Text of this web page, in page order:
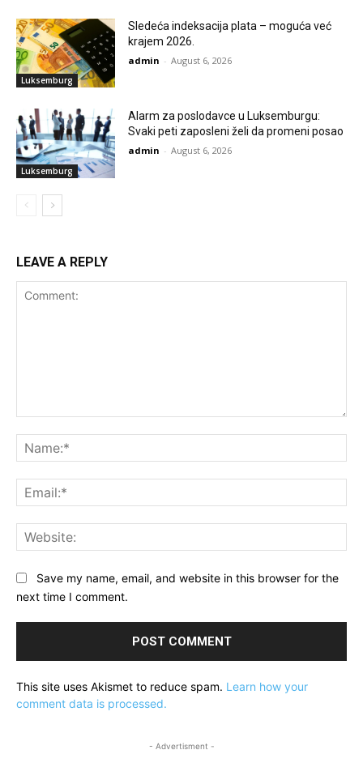
Luksemburg
Sledeća indeksacija plata – moguća već
krajem 2026.
admin - August 6, 2026
Luksemburg
Alarm za poslodavce u Luksemburgu:
Svaki peti zaposleni želi da promeni posao
admin - August 6, 2026
LEAVE A REPLY
Save my name, email, and website in this browser for the
next time I comment.
This site uses Akismet to reduce spam. Learn how your
comment data is processed.
- Advertisment -